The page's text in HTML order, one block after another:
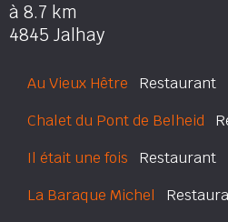
à 8.7 km
4845 Jalhay
Au Vieux Hêtre Restaurant
Chalet du Pont de Belheid
Il était une fois Restaurant
La Baraque Michel